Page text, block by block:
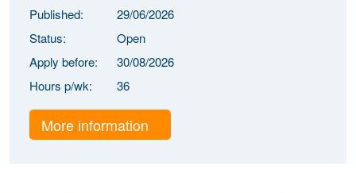
Published:
29/06/2026
Status:
Open
Apply before:
30/08/2026
Hours p/wk:
36
More information